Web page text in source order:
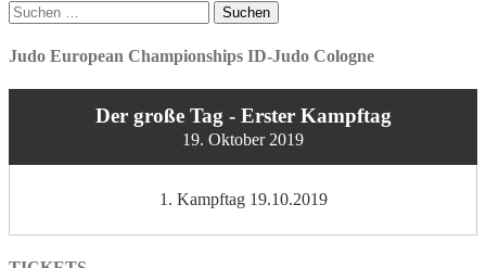
Suchen
nach:
Judo European Championships ID-Judo Cologne
Der große Tag - Erster Kampftag
19. Oktober 2019
1. Kampftag 19.10.2019